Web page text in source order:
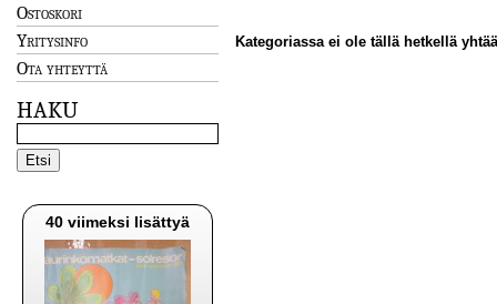
Ostoskori
Yritysinfo
Ota yhteyttä
HAKU
40 viimeksi lisättyä
Kategoriassa ei ole tällä hetkellä